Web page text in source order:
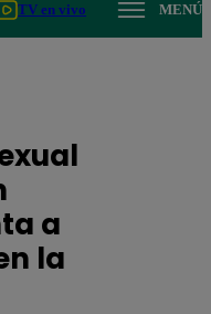
TV en vivo MENÚ
a
la